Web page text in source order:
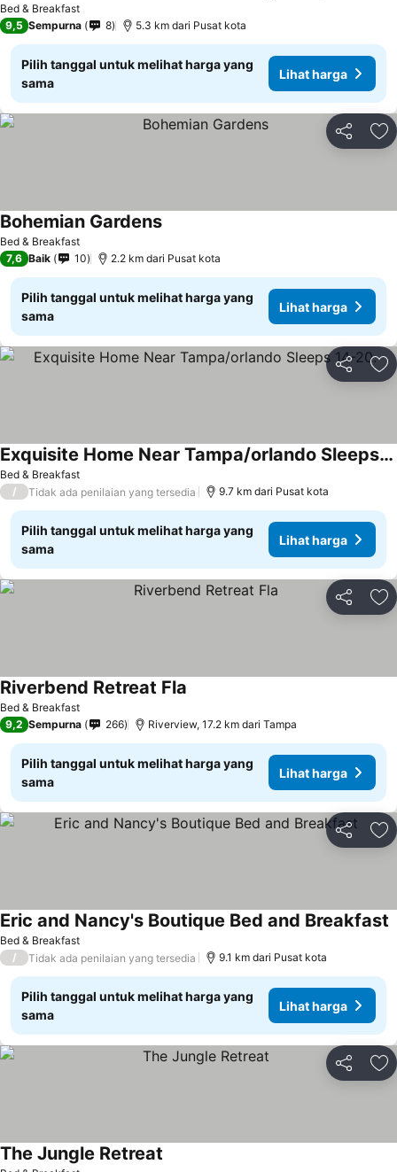
Bed & Breakfast
9,5 Sempurna 8 5.3 km dari Pusat kota
Pilih tanggal untuk melihat harga yang
sama
Lihat harga
Bagikan
Bed & Breakfast
Bohemian Gardens
7,6 Baik 10 2.2 km dari Pusat kota
Pilih tanggal untuk melihat harga yang
sama
Lihat harga
Bagikan
Bed & Breakfast
Exquisite Home Near Tampa/orlando Sleeps 14-20.
/ Tidak ada penilaian yang tersedia 9.7 km dari Pusat kota
Pilih tanggal untuk melihat harga yang
sama
Lihat harga
Bagikan
Bed & Breakfast
Riverbend Retreat Fla
9,2 Sempurna 266 Riverview, 17.2 km dari Tampa
Pilih tanggal untuk melihat harga yang
sama
Lihat harga
Bagikan
Bed & Breakfast
Eric and Nancy's Boutique Bed and Breakfast
/ Tidak ada penilaian yang tersedia 9.1 km dari Pusat kota
Pilih tanggal untuk melihat harga yang
sama
Lihat harga
Bagikan
The Jungle Retreat